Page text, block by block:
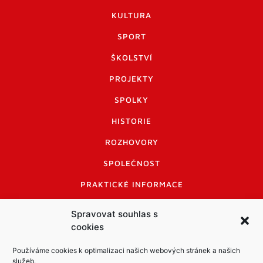
Spravovat souhlas s
cookies
Používáme cookies k optimalizaci našich webových stránek a našich
služeb.
KULTURA
SPORT
ŠKOLSTVÍ
PROJEKTY
SPOLKY
HISTORIE
ROZHOVORY
SPOLEČNOST
PRAKTICKÉ INFORMACE
INFORMACE A KODEX DISKUTUJÍCÍCH
LOGO A LOGO MANUÁL